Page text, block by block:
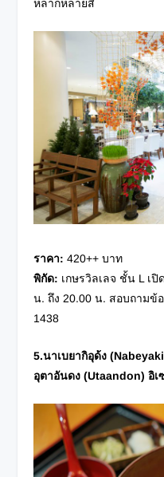
หลากหลายสี
ราคา:420++ บาท
พิกัด: เกษรวิลเลจ ชั้น L เ
น. ถึง 20.00 น. สอบถามข้
1438
5.นาเบยากิอุด้ง (
อุตาอันดง (Utaandon) อิ